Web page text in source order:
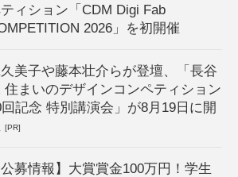
ィション「CDM Digi Fab
2026」を初開催
美子や藤本壮介らが登壇、「長谷
住まいのデザインコンペティション
記念 特別講演会」が8月19日に開
[PR]
公募情報】大賞賞金100万円！学生